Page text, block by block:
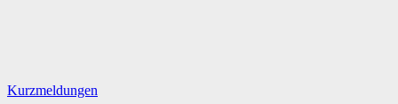
Kurzmeldungen